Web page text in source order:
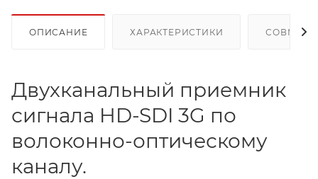
ОПИСАНИЕ ХАРАКТЕРИСТИКИ
Двухканальный приемник
сигнала HD-SDI 3G по
волоконно-оптическому
каналу.